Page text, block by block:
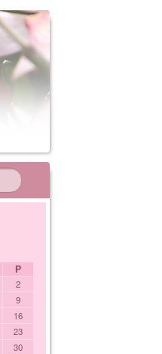
P
2
9
16
23
30